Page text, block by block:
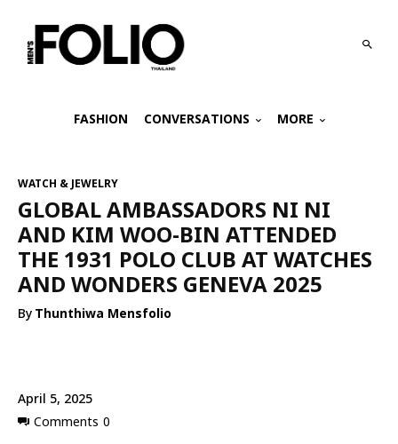
FASHION CONVERSATIONS MORE
April 5, 2025
Comments 0
WATCH & JEWELRY
GLOBAL AMBASSADORS NI NI
AND KIM WOO-BIN ATTENDED
THE 1931 POLO CLUB AT WATCHES
AND WONDERS GENEVA 2025
ByThunthiwa Mensfolio